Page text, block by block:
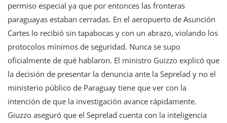
permiso especial ya que por entonces las fronteras
paraguayas estaban cerradas. En el aeropuerto de Asunción
Cartes lo recibió sin tapabocas y con un abrazo, violando los
protocolos mínimos de seguridad. Nunca se supo
oficialmente de qué hablaron. El ministro Guizzo explicó que
la decisión de presentar la denuncia ante la Seprelad y no el
ministerio público de Paraguay tiene que ver con la
intención de que la investigación avance rápidamente.
Giuzzo aseguró que el Seprelad cuenta con la inteligencia